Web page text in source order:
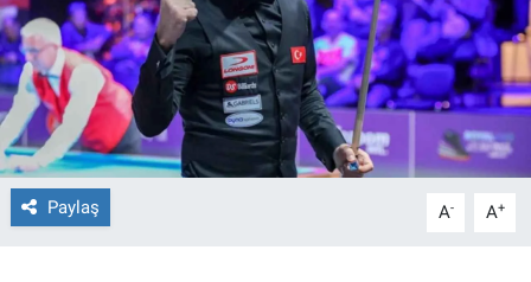
Paylaş A- A+
Ekonomi
Forum
Gerçeğin İzinde
Gün Başlıyor